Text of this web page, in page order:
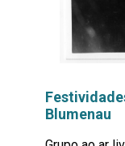
Blumenau